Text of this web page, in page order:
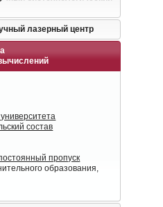
лазерный центр
состав
пропуск
образования,